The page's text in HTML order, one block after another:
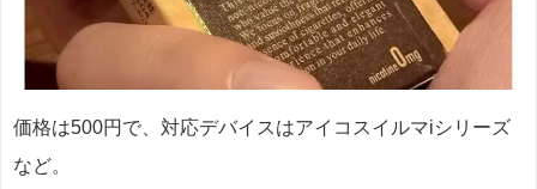
価格は500円で、対応デバイスはアイコスイルマiシリーズ
など。